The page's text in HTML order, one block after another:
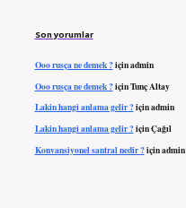
Son yorumlar
Ooo rusça ne demek ?içinadmin
Ooo rusça ne demek ?içinTunç Altay
Lakin hangi anlama gelir ?içinadmin
Lakin hangi anlama gelir ?içinÇağıl
Konvansiyonel santral nedir ?içinadmin